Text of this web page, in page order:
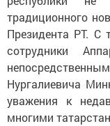
традиционного
Президента РТ. С
сотрудники
Нургалиевича
уважения к
многими